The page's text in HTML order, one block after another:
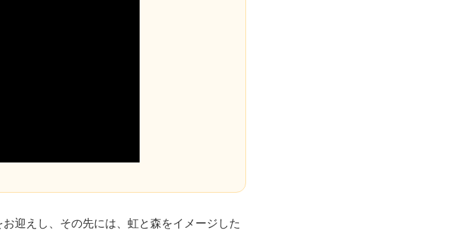
迎えし、その先には、虹と森をイメージした